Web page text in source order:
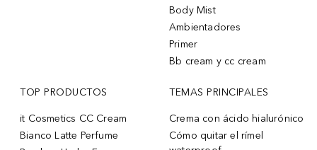
Body Mist
Ambientadores
Primer
Bb cream y cc cream
TOP PRODUCTOS
it Cosmetics CC Cream
Bianco Latte Perfume
TEMAS PRINCIPALES
Crema con ácido hialurónico
Cómo quitar el rímel